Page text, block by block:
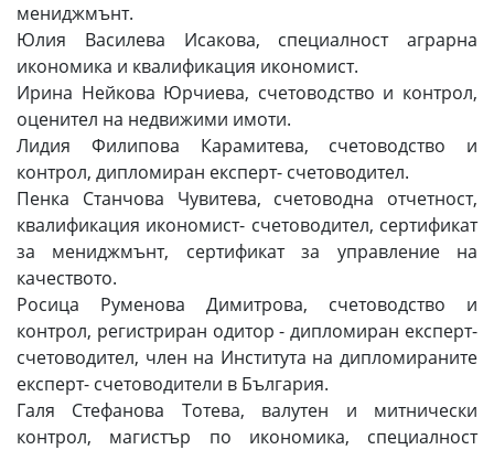
мениджмънт.
Юлия Василева Исакова, специалност аграрна
икономика и квалификация икономист.
Ирина Нейкова Юрчиева, счетоводство и контрол,
оценител на недвижими имоти.
Лидия Филипова Карамитева, счетоводство и
контрол, дипломиран експерт- счетоводител.
Пенка Станчова Чувитева, счетоводна отчетност,
квалификация икономист- счетоводител, сертификат
за мениджмънт, сертификат за управление на
качеството.
Росица Руменова Димитрова, счетоводство и
контрол, регистриран одитор - дипломиран експерт-
счетоводител, член на Института на дипломираните
експерт- счетоводители в България.
Галя Стефанова Тотева, валутен и митнически
контрол, магистър по икономика, специалност